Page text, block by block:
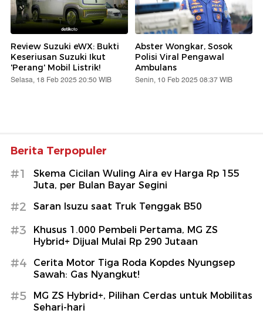
Review Suzuki eWX: Bukti
Keseriusan Suzuki Ikut
'Perang' Mobil Listrik!
Selasa, 18 Feb 2025 20:50 WIB
Abster Wongkar, Sosok
Polisi Viral Pengawal
Ambulans
Senin, 10 Feb 2025 08:37 WIB
Berita Terpopuler
#1
Skema Cicilan Wuling Aira ev Harga Rp 155
Juta, per Bulan Bayar Segini
#2 Saran Isuzu saat Truk Tenggak B50
#3
Khusus 1.000 Pembeli Pertama, MG ZS
Hybrid+ Dijual Mulai Rp 290 Jutaan
#4
Cerita Motor Tiga Roda Kopdes Nyungsep
Sawah: Gas Nyangkut!
#5
MG ZS Hybrid+, Pilihan Cerdas untuk Mobilitas
Sehari-hari